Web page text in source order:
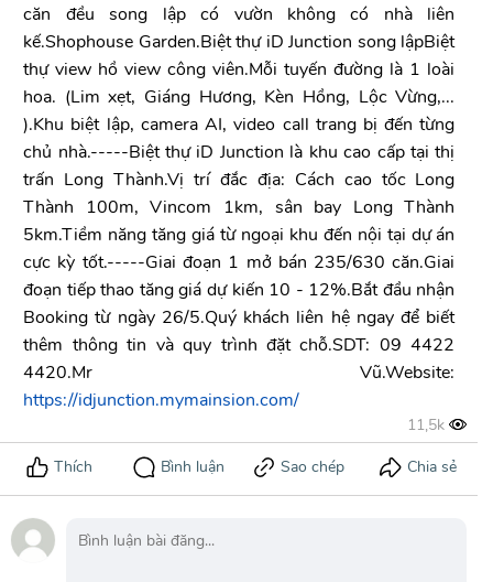
căn đều song lập có vườn không có nhà liên
kế.Shophouse Garden.Biệt thự iD Junction song lậpBiệt
thự view hồ view công viên.Mỗi tuyến đường là 1 loài
hoa. (Lim xẹt, Giáng Hương, Kèn Hồng, Lộc Vừng,...
).Khu biệt lập, camera AI, video call trang bị đến từng
chủ nhà.-----Biệt thự iD Junction là khu cao cấp tại thị
trấn Long Thành.Vị trí đắc địa: Cách cao tốc Long
Thành 100m, Vincom 1km, sân bay Long Thành
5km.Tiềm năng tăng giá từ ngoại khu đến nội tại dự án
cực kỳ tốt.-----Giai đoạn 1 mở bán 235/630 căn.Giai
đoạn tiếp thao tăng giá dự kiến 10 - 12%.Bắt đầu nhận
Booking từ ngày 26/5.Quý khách liên hệ ngay để biết
thêm thông tin và quy trình đặt chỗ.SDT: 09 4422
4420.Mr Vũ.Website:
https://idjunction.mymainsion.com/